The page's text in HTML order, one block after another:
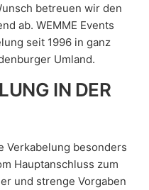
betreuen wir den
ab. WEMME Events
seit 1996 in ganz
Umland.
IN DER
Verkabelung besonders
Hauptanschluss zum
und strenge Vorgaben